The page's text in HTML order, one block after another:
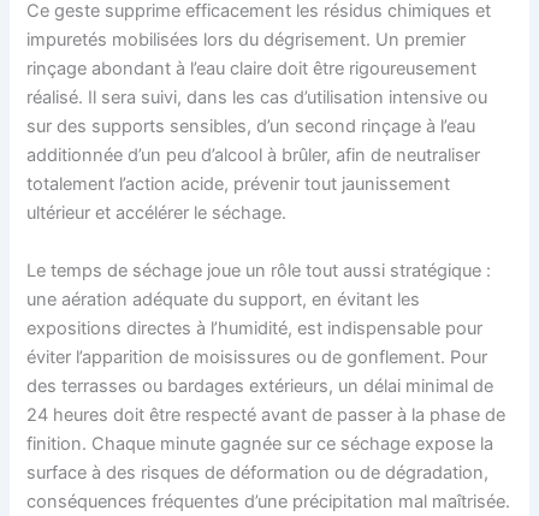
Ce geste supprime efficacement les résidus chimiques et
impuretés mobilisées lors du dégrisement. Un premier
rinçage abondant à l’eau claire doit être rigoureusement
réalisé. Il sera suivi, dans les cas d’utilisation intensive ou
sur des supports sensibles, d’un second rinçage à l’eau
additionnée d’un peu d’alcool à brûler, afin de neutraliser
totalement l’action acide, prévenir tout jaunissement
ultérieur et accélérer le séchage.
Le temps de séchage joue un rôle tout aussi stratégique :
une aération adéquate du support, en évitant les
expositions directes à l’humidité, est indispensable pour
éviter l’apparition de moisissures ou de gonflement. Pour
des terrasses ou bardages extérieurs, un délai minimal de
24 heures doit être respecté avant de passer à la phase de
finition. Chaque minute gagnée sur ce séchage expose la
surface à des risques de déformation ou de dégradation,
conséquences fréquentes d’une précipitation mal maîtrisée.